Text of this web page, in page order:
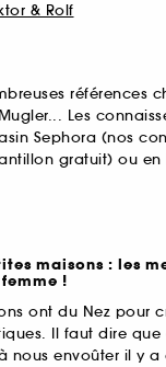
& Rolf
références
Les
Sephora (nos
gratuit) ou
maisons : les
!
ont du Nez pour
Il faut dire que
nous envoûter il y a